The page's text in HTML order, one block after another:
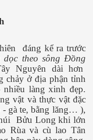
đáng kể ra trước
theo sông Đồng
Nguyên dài hơn
chảy ở địa phận tỉnh
làng xinh đẹp.
vật và thực vật đặc
gà te, bằng lăng… ),
Bửu Long khi lớn
Rùa và cù lao Tân